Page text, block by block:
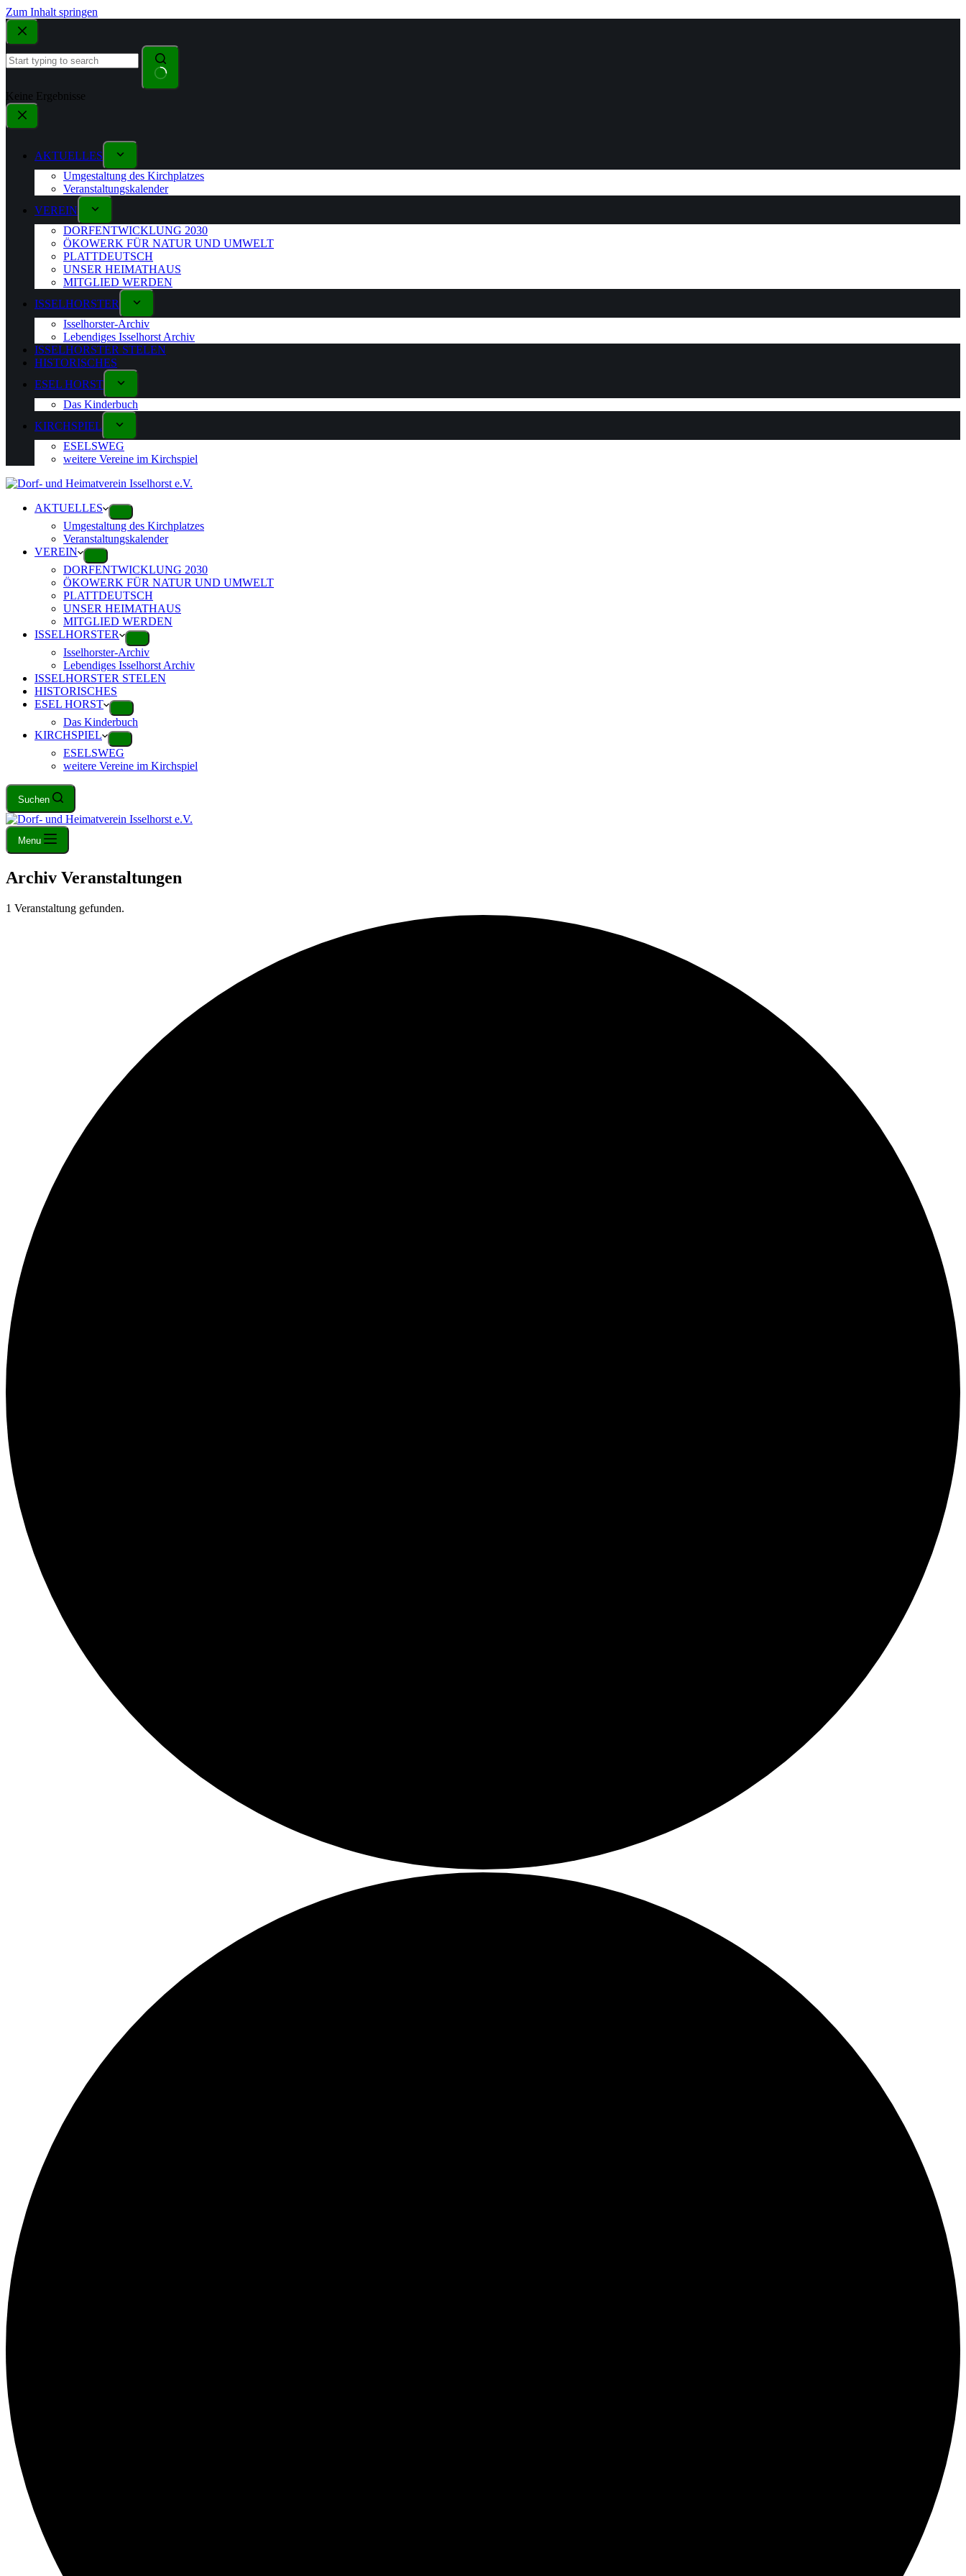
Zum Inhalt springen
Keine Ergebnisse
AKTUELLES
Umgestaltung des Kirchplatzes
Veranstaltungskalender
VEREIN
DORFENTWICKLUNG 2030
ÖKOWERK FÜR NATUR UND UMWELT
PLATTDEUTSCH
UNSER HEIMATHAUS
MITGLIED WERDEN
ISSELHORSTER
Isselhorster-Archiv
Lebendiges Isselhorst Archiv
ISSELHORSTER STELEN
HISTORISCHES
ESEL HORST
Das Kinderbuch
KIRCHSPIEL
ESELSWEG
weitere Vereine im Kirchspiel
AKTUELLES
Umgestaltung des Kirchplatzes
Veranstaltungskalender
VEREIN
DORFENTWICKLUNG 2030
ÖKOWERK FÜR NATUR UND UMWELT
PLATTDEUTSCH
UNSER HEIMATHAUS
MITGLIED WERDEN
ISSELHORSTER
Isselhorster-Archiv
Lebendiges Isselhorst Archiv
ISSELHORSTER STELEN
HISTORISCHES
ESEL HORST
Das Kinderbuch
KIRCHSPIEL
ESELSWEG
weitere Vereine im Kirchspiel
Suchen
Menu
Archiv Veranstaltungen
1 Veranstaltung gefunden.